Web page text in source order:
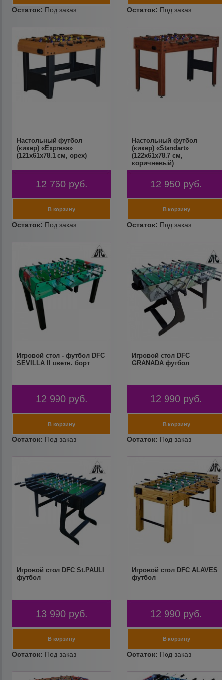
Настольный футбол
(кикер) «Express»
(121x61x78.1 см, орех)
12 760 руб.
Настольный футбол
(кикер) «Standart»
(122x61x78.7 см,
коричневый)
12 950 руб.
Игровой стол - футбол DFC
SEVILLA II цветн. борт
12 990 руб.
Игровой стол DFC
GRANADA футбол
12 990 руб.
Игровой стол DFC St.PAULI
футбол
13 990 руб.
Игровой стол DFC ALAVES
футбол
12 990 руб.